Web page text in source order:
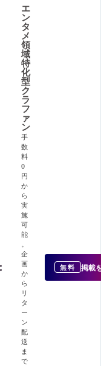
エ
ン
タ
メ
領
域
特
化
型
ク
ラ
フ
ァ
ン
手
数
料
0
円
か
ら
実
施
可
能
企
画
か
ら
リ
タ
ー
ン
配
送
ま
で
無料 掲載